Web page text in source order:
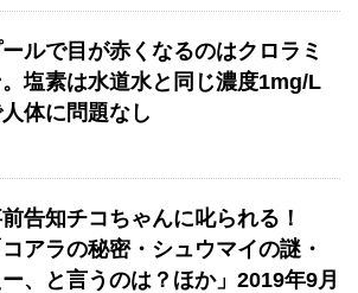
ルで目が赤くなるのはクロラミ
。塩素は水道水と同じ濃度1mg/L
体に問題なし
告知チコちゃんに叱られる！
コアラの秘密・シュウマイの謎・
ー、と言うのは？ほか」2019年9月